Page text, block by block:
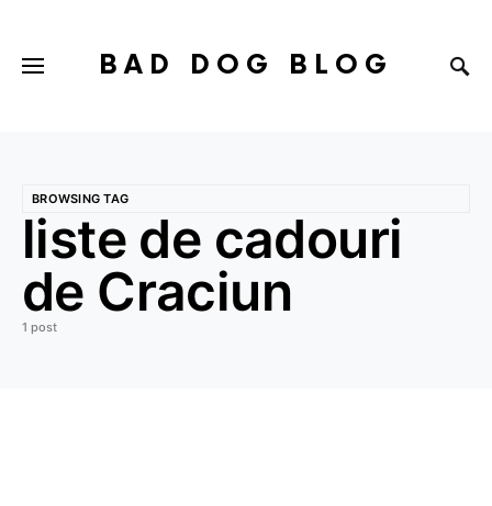
BAD DOG BLOG
BROWSING TAG
liste de cadouri
de Craciun
1 post